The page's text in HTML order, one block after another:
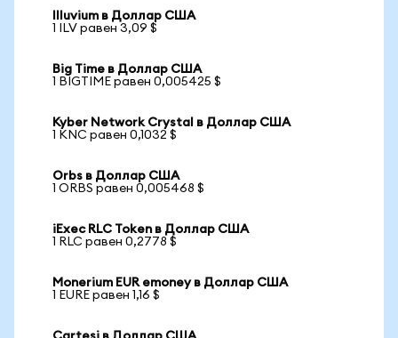
Illuvium в Доллар США
1 ILV равен 3,09 $
Big Time в Доллар США
1 BIGTIME равен 0,005425 $
Kyber Network Crystal в Доллар США
1 KNC равен 0,1032 $
Orbs в Доллар США
1 ORBS равен 0,005468 $
iExec RLC Token в Доллар США
1 RLC равен 0,2778 $
Monerium EUR emoney в Доллар США
1 EURE равен 1,16 $